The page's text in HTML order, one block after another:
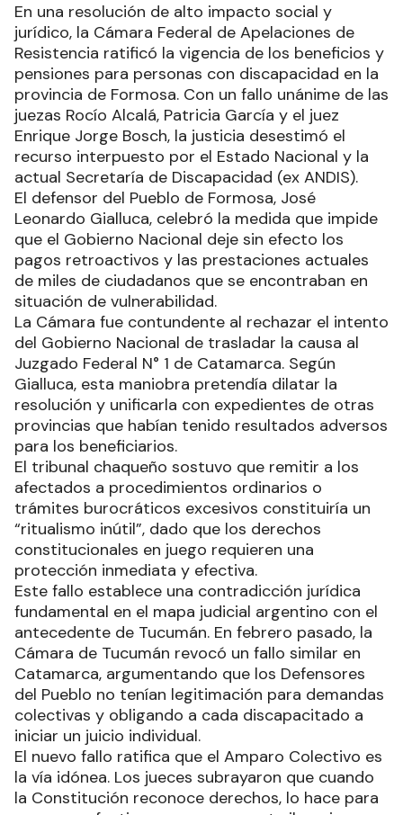
En una resolución de alto impacto social y
jurídico, la Cámara Federal de Apelaciones de
Resistencia ratificó la vigencia de los beneficios y
pensiones para personas con discapacidad en la
provincia de Formosa. Con un fallo unánime de las
juezas Rocío Alcalá, Patricia García y el juez
Enrique Jorge Bosch, la justicia desestimó el
recurso interpuesto por el Estado Nacional y la
actual Secretaría de Discapacidad (ex ANDIS).
El defensor del Pueblo de Formosa, José
Leonardo Gialluca, celebró la medida que impide
que el Gobierno Nacional deje sin efecto los
pagos retroactivos y las prestaciones actuales
de miles de ciudadanos que se encontraban en
situación de vulnerabilidad.
La Cámara fue contundente al rechazar el intento
del Gobierno Nacional de trasladar la causa al
Juzgado Federal N° 1 de Catamarca. Según
Gialluca, esta maniobra pretendía dilatar la
resolución y unificarla con expedientes de otras
provincias que habían tenido resultados adversos
para los beneficiarios.
El tribunal chaqueño sostuvo que remitir a los
afectados a procedimientos ordinarios o
trámites burocráticos excesivos constituiría un
“ritualismo inútil”, dado que los derechos
constitucionales en juego requieren una
protección inmediata y efectiva.
Este fallo establece una contradicción jurídica
fundamental en el mapa judicial argentino con el
antecedente de Tucumán. En febrero pasado, la
Cámara de Tucumán revocó un fallo similar en
Catamarca, argumentando que los Defensores
del Pueblo no tenían legitimación para demandas
colectivas y obligando a cada discapacitado a
iniciar un juicio individual.
El nuevo fallo ratifica que el Amparo Colectivo es
la vía idónea. Los jueces subrayaron que cuando
la Constitución reconoce derechos, lo hace para